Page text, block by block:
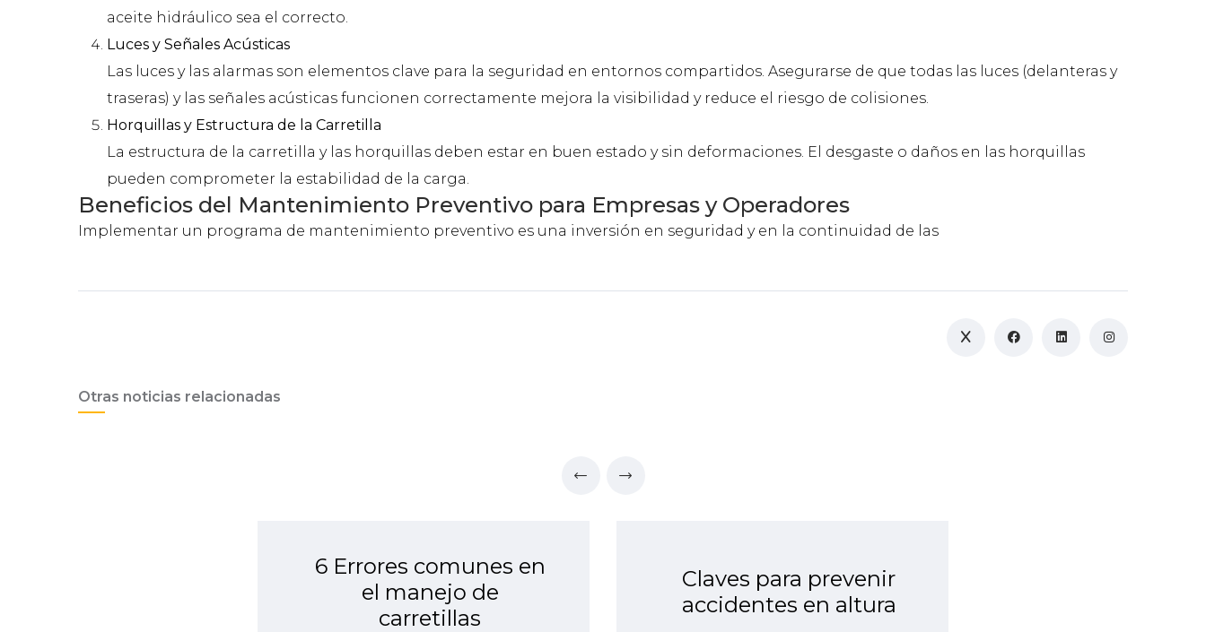
aceite hidráulico sea el correcto.
Luces y Señales Acústicas
Las luces y las alarmas son elementos clave para la seguridad en entornos compartidos. Asegurarse de que todas las luces (delanteras y
traseras) y las señales acústicas funcionen correctamente mejora la visibilidad y reduce el riesgo de colisiones.
Horquillas y Estructura de la Carretilla
La estructura de la carretilla y las horquillas deben estar en buen estado y sin deformaciones. El desgaste o daños en las horquillas
pueden comprometer la estabilidad de la carga.
Beneficios del Mantenimiento Preventivo para Empresas y Operadores
Implementar un programa de mantenimiento preventivo es una inversión en seguridad y en la continuidad de las
Otras noticias relacionadas
6 Errores comunes en
el manejo de
carretillas
Claves para prevenir
accidentes en altura